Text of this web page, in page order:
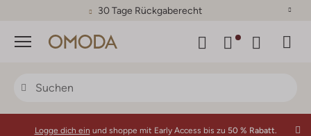
30 Tage Rückgaberecht
Menü
Logge dich ein und shoppe mit Early Access bis zu 50 % Rabatt.